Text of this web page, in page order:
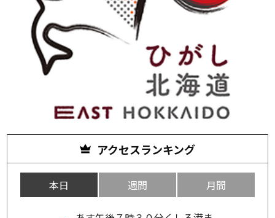
アクセスランキング
本日 週間 月間